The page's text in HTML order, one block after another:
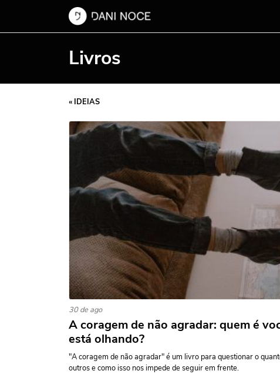
Livros
« IDEIAS
30 de ago
A coragem de não agradar: quem é
está olhando?
"A coragem de não agradar" é um livro para questionar o
outros e como isso nos impede de seguir em frente.